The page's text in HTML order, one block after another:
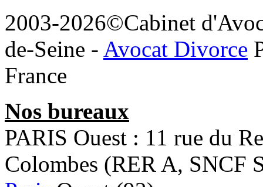
2003-2026©Cabinet
de-Seine - Avocat Divorce
France
Nos bureaux
PARIS Ouest : 11 rue du
Colombes (RER A, SNCF